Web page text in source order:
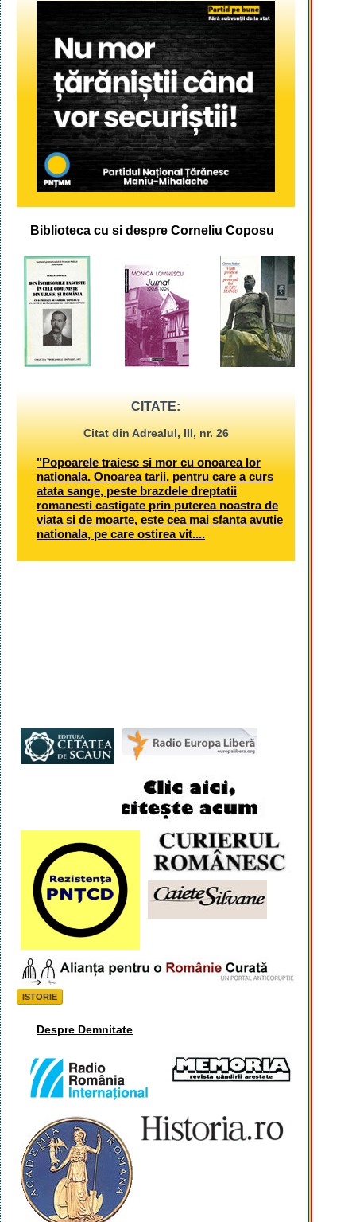
Biblioteca cu si despre Corneliu Coposu
CITATE:
Citat din Adrealul, III, nr. 26
"Popoarele traiesc si mor cu onoarea lor
nationala. Onoarea tarii, pentru care a curs
atata sange, peste brazdele dreptatii
romanesti castigate prin puterea noastra de
viata si de moarte, este cea mai sfanta avutie
nationala, pe care ostirea vit....
ISTORIE
Despre Demnitate